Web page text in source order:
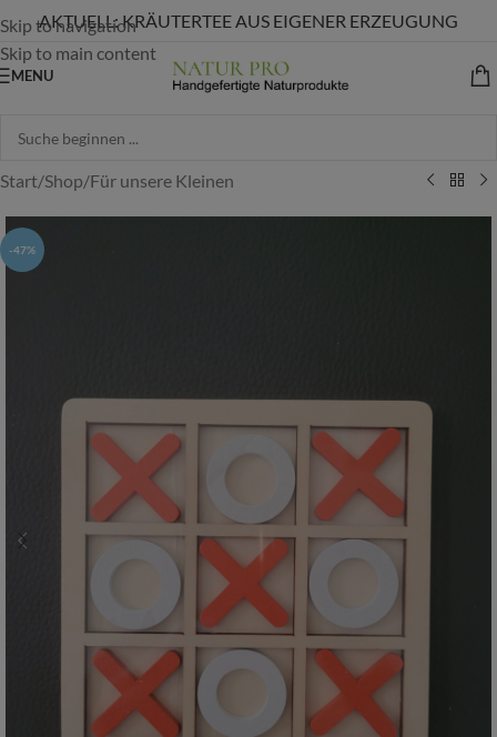
Skip to navigation
Skip to main content
AKTUELL: KRÄUTERTEE AUS EIGENER ERZEUGUNG
MENU
Start/Shop/Für unsere Kleinen
-47%